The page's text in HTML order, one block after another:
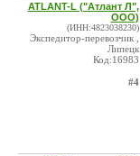
ATLANT-L ("Атлант Л",
ООО)
(ИНН:4823038230)
Экспедитор-перевозчик ,
Липецк
Код:16983
#4